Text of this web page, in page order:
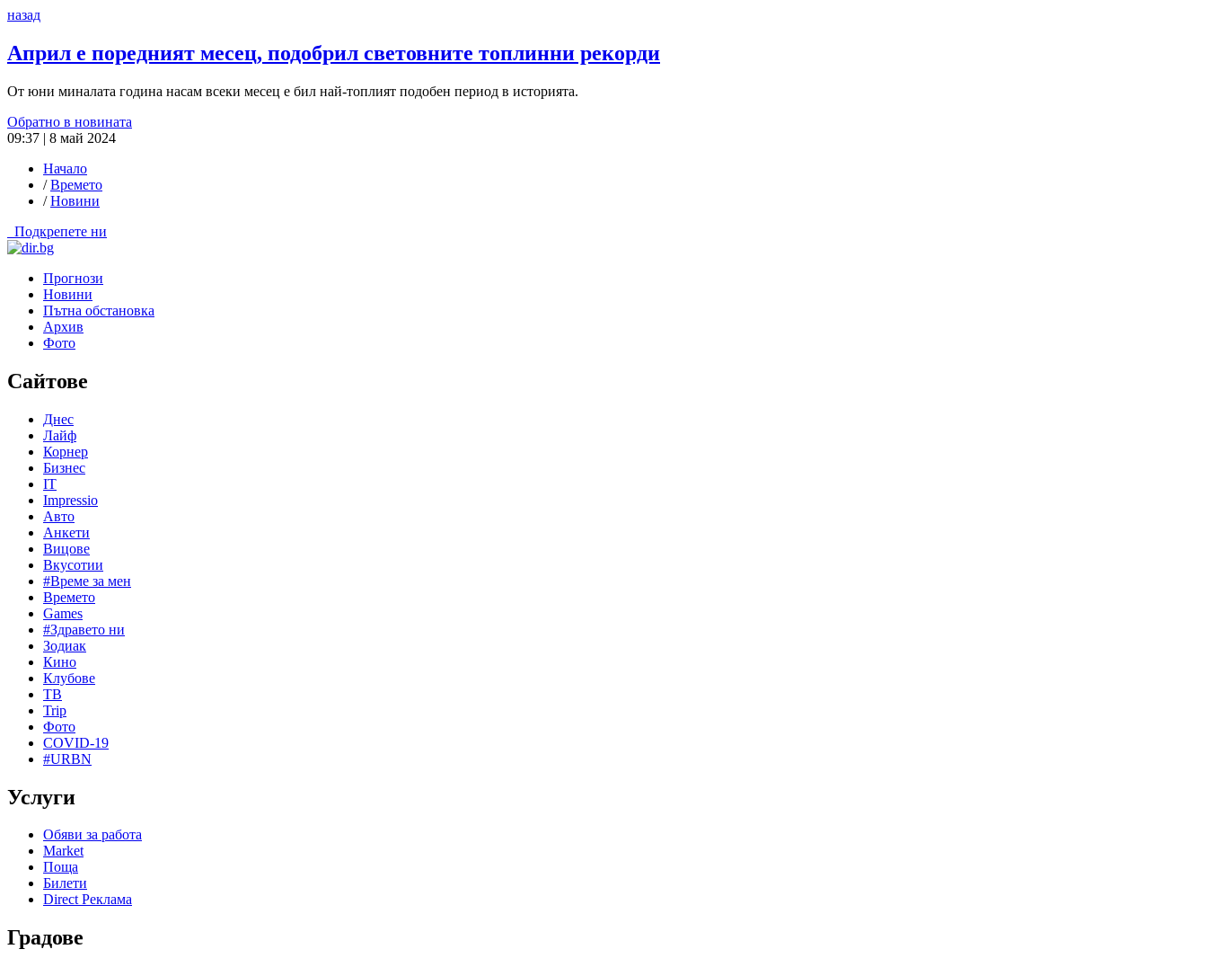
назад
Април е поредният месец, подобрил световните топлинни рекорди
От юни миналата година насам всеки месец е бил най-топлият подобен период в историята.
Обратно в новината
09:37 | 8 май 2024
Начало
/Времето
/Новини
Подкрепете ни
Прогнози
Новини
Пътна обстановка
Архив
Фото
Сайтове
Днес
Лайф
Корнер
Бизнес
IT
Impressio
Авто
Анкети
Вицове
Вкусотии
#Време за мен
Времето
Games
#Здравето ни
Зодиак
Кино
Клубове
ТВ
Trip
Фото
COVID-19
#URBN
Услуги
Обяви за работа
Market
Поща
Билети
Direct Реклама
Градове